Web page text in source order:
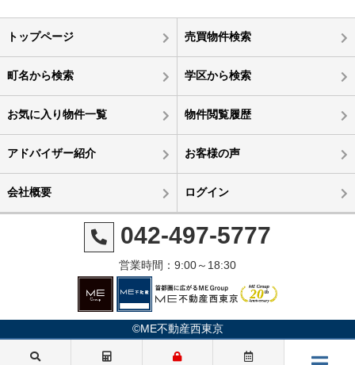
トップページ 売買物件検索
町名から検索 学区から検索
お気に入り物件一覧 物件閲覧履歴
アドバイザー紹介 お客様の声
会社概要 ログイン
042-497-5777
営業時間：9:00～18:30
©ME不動産西東京